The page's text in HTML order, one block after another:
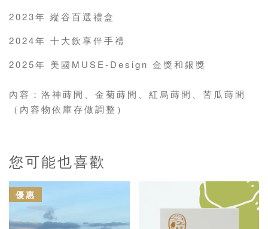
2023年 縱谷百選禮盒
2024年 十大飲享伴手禮
2025年 美國MUSE-Design 金獎和銀獎
內容：洛神蒔間、金菊蒔間、紅烏蒔間、苦瓜蒔間
（內容物依庫存做調整）
您可能也喜歡
優惠